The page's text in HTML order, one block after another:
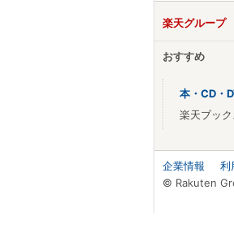
楽天グループ
おすすめ
本・CD・
楽天ブック
企業情報 利
© Rakuten